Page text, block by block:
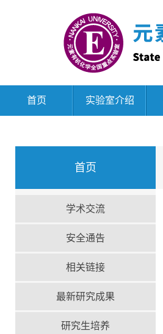
首页 实验室介绍
首页
学术交流
安全通告
相关链接
最新研究成果
研究生培养